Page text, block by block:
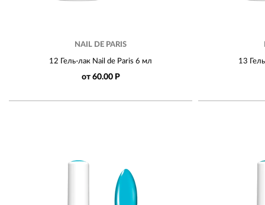
NAIL DE PARIS
12 Гель-лак Nail de Paris 6 мл
от 60.00 Р
13